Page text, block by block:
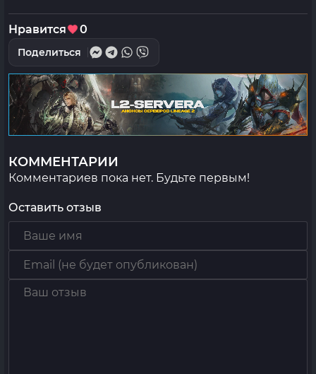
Нравится 0
Поделиться
КОММЕНТАРИИ
Комментариев пока нет. Будьте первым!
Оставить отзыв